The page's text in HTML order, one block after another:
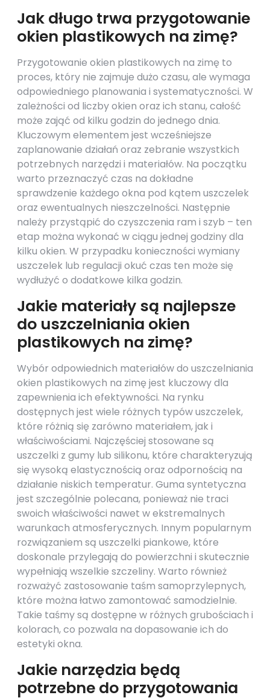
Jak długo trwa przygotowanie
okien plastikowych na zimę?
Przygotowanie okien plastikowych na zimę to
proces, który nie zajmuje dużo czasu, ale wymaga
odpowiedniego planowania i systematyczności. W
zależności od liczby okien oraz ich stanu, całość
może zająć od kilku godzin do jednego dnia.
Kluczowym elementem jest wcześniejsze
zaplanowanie działań oraz zebranie wszystkich
potrzebnych narzędzi i materiałów. Na początku
warto przeznaczyć czas na dokładne
sprawdzenie każdego okna pod kątem uszczelek
oraz ewentualnych nieszczelności. Następnie
należy przystąpić do czyszczenia ram i szyb – ten
etap można wykonać w ciągu jednej godziny dla
kilku okien. W przypadku konieczności wymiany
uszczelek lub regulacji okuć czas ten może się
wydłużyć o dodatkowe kilka godzin.
Jakie materiały są najlepsze
do uszczelniania okien
plastikowych na zimę?
Wybór odpowiednich materiałów do uszczelniania
okien plastikowych na zimę jest kluczowy dla
zapewnienia ich efektywności. Na rynku
dostępnych jest wiele różnych typów uszczelek,
które różnią się zarówno materiałem, jak i
właściwościami. Najczęściej stosowane są
uszczelki z gumy lub silikonu, które charakteryzują
się wysoką elastycznością oraz odpornością na
działanie niskich temperatur. Guma syntetyczna
jest szczególnie polecana, ponieważ nie traci
swoich właściwości nawet w ekstremalnych
warunkach atmosferycznych. Innym popularnym
rozwiązaniem są uszczelki piankowe, które
doskonale przylegają do powierzchni i skutecznie
wypełniają wszelkie szczeliny. Warto również
rozważyć zastosowanie taśm samoprzylepnych,
które można łatwo zamontować samodzielnie.
Takie taśmy są dostępne w różnych grubościach i
kolorach, co pozwala na dopasowanie ich do
estetyki okna.
Jakie narzędzia będą
potrzebne do przygotowania